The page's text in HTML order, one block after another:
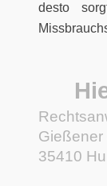
desto
Gießener
35410